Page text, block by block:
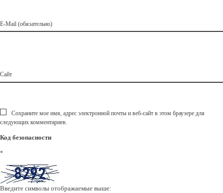
E-Mail (обязательно)
Сайт
Сохраните мое имя, адрес электронной почты и веб-сайт в этом браузере для
следующих комментариев.
Код безопасности
*
Введите символы отображаемые выше: